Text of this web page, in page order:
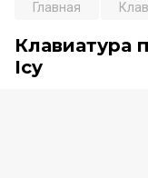
Главная
Клавиатура
Icy